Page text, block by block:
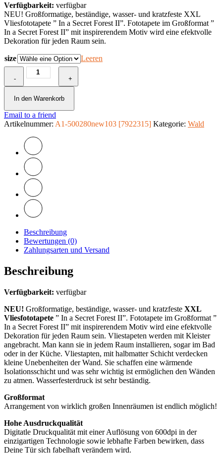
Verfügbarkeit: verfügbar
NEU! Großformatige, beständige, wasser- und kratzfeste XXL
Vliesfototapete ” In a Secret Forest II”. Fototapete im Großformat ”
In a Secret Forest II” mit inspirerendem Motiv wird eine efektvolle
Dekoration für jeden Raum sein.
size Leeren
-
XXL
Tapete
-
In
Secret
Forest
Menge
+
In den Warenkorb
Email to a friend
Artikelnummer: A1-500280new103 [7922315] Kategorie: Wald
Beschreibung
Bewertungen (0)
Zahlungsarten und Versand
Beschreibung
Verfügbarkeit: verfügbar
NEU! Großformatige, beständige, wasser- und kratzfeste XXL
Vliesfototapete ” In a Secret Forest II”. Fototapete im Großformat ”
In a Secret Forest II” mit inspirerendem Motiv wird eine efektvolle
Dekoration für jeden Raum sein. Vliestapeten werden mit Kleister
angebracht. Man kann sie in jedem Raum installieren, sogar im Bad
oder in der Küche. Vliestapten, mit halbmatter Schicht verdecken
kleine Unebenheiten der Wand. Sie schaffen eine wärmende
Isolationsschicht und was sehr wichtig ist ermöglichen den Wänden
zu atmen. Wasserfesterdruck ist sehr beständig.
Großformat
Arrangement von wirklich großen Innenräumen ist endlich möglich!
Hohe Ausdruckqualität
Digitatle Druckqualität mit einer Auflösung von 600dpi in der
einzigartigen Technologie sowie lebhafte Farben bewirken, dass
Deine Tür sich fabelhaft verändern wird.